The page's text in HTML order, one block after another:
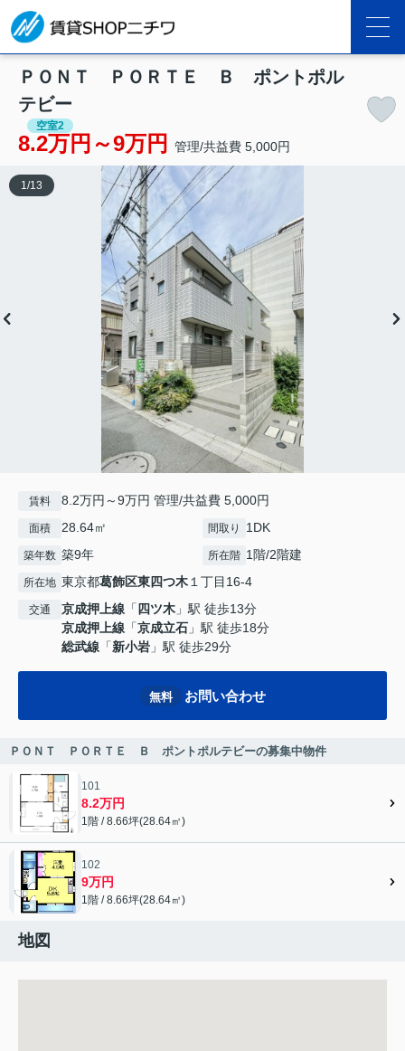
ＰＯＮＴ ＰＯＲＴＥ Ｂ ポントポル
テビー
空室2
8.2万円～9万円 管理/共益費 5,000円
1 /13
賃料 8.2万円～9万円 管理/共益費 5,000円
面積 28.64㎡ 間取り 1DK
築年数 築9年 所在階 1階/2階建
所在地 東京都葛飾区東四つ木 １丁目16-4
交通 京成押上線 「 四ツ木 」駅 徒歩13分
京成押上線 「京成立石 」駅 徒歩18分
総武線 「新小岩 」駅 徒歩29分
無料 お問い合わせ
ＰＯＮＴ ＰＯＲＴＥ Ｂ ポントポルテビーの募集中物件
101
8.2万円
1階 / 8.66坪(28.64㎡)
102
9万円
1階 / 8.66坪(28.64㎡)
地図